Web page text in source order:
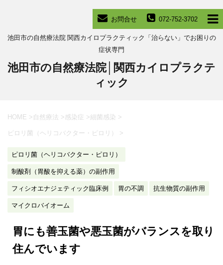
072-752-3702
お問合せ
池田市の自然療法院 関西カイロプラクティック「治らない」でお困りの
症状専門
池田市の自然療法院│関西カイロプラクテ
ィック
HOME > 自然療法 >感染症 >細菌感染 >
ピロリ菌（ヘリコバクター・ピロリ） >
ピロリ菌（ヘリコバクター・ピロリ）
制酸剤（胃酸を抑える薬）の副作用
フィシオエナジェティック臨床例 胃の不調 抗生物質の副作用
マイクロバイオーム
胃にも善玉菌や悪玉菌がバランスを取り
住んでいます